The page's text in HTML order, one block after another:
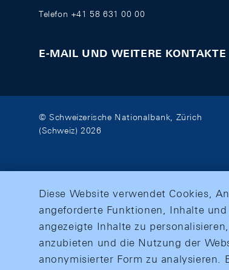
Telefon +41 58 631 00 00
E-MAIL UND WEITERE KONTAKTE
© Schweizerische Nationalbank, Zürich
(Schweiz) 2026
Diese Website verwendet Cookies,
angeforderte Funktionen, Inhalte
angezeigte Inhalte zu
anzubieten und die Nutzung der
anonymisierter Form zu analysieren.